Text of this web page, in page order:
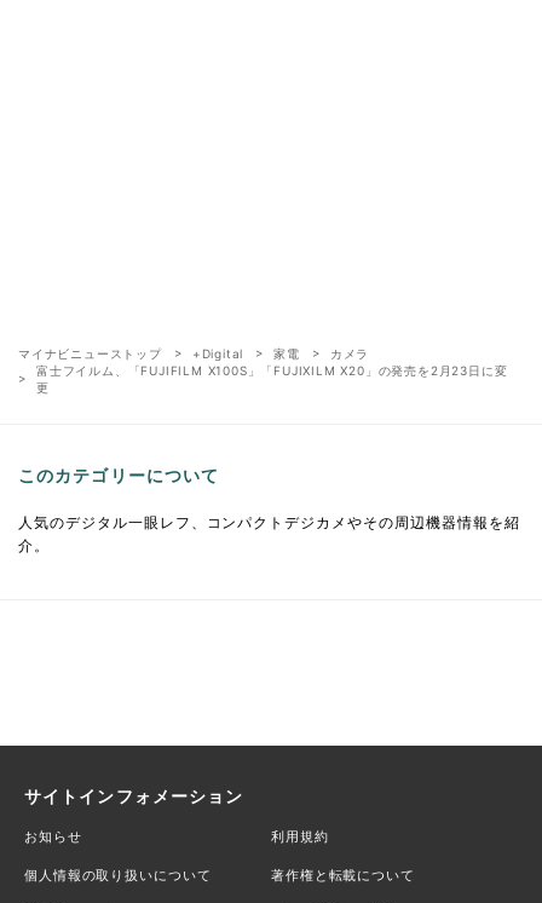
マイナビニューストップ +Digital 家電
カメラ
富士フイルム、「FUJIFILM X100S」「FUJIXILM X20」の発売を2月23日に変
更
このカテゴリーについて
人気のデジタル一眼レフ、コンパクトデジカメやその周辺機器情報を紹
介。
サイトインフォメーション
お知らせ 利用規約
個人情報の取り扱いについて 著作権と転載について